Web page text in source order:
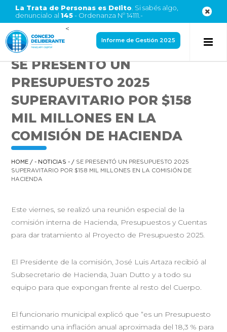
La Trata de Personas es Delito . Si sabés algo,
denuncialo al 145- Ordenanza Nº 14111.-
<
Informe de Gestión 2025
SE PRESENTÓ UN
PRESUPUESTO 2025
SUPERAVITARIO POR $158
MIL MILLONES EN LA
COMISIÓN DE HACIENDA
HOME /- NOTICIAS - / SE PRESENTÓ UN PRESUPUESTO 2025
SUPERAVITARIO POR $158 MIL MILLONES EN LA COMISIÓN DE
HACIENDA
Este viernes, se realizó una reunión especial de la
comisión interna de Hacienda, Presupuestos y Cuentas
para dar tratamiento al Proyecto de Presupuesto 2025.
El Presidente de la comisión, José Luis Artaza recibió al
Subsecretario de Hacienda, Juan Dutto y a todo su
equipo para que expongan frente al resto del Cuerpo.
El funcionario municipal explicó que “es un Presupuesto
estimando una inflación anual aproximada del 18,3 % para